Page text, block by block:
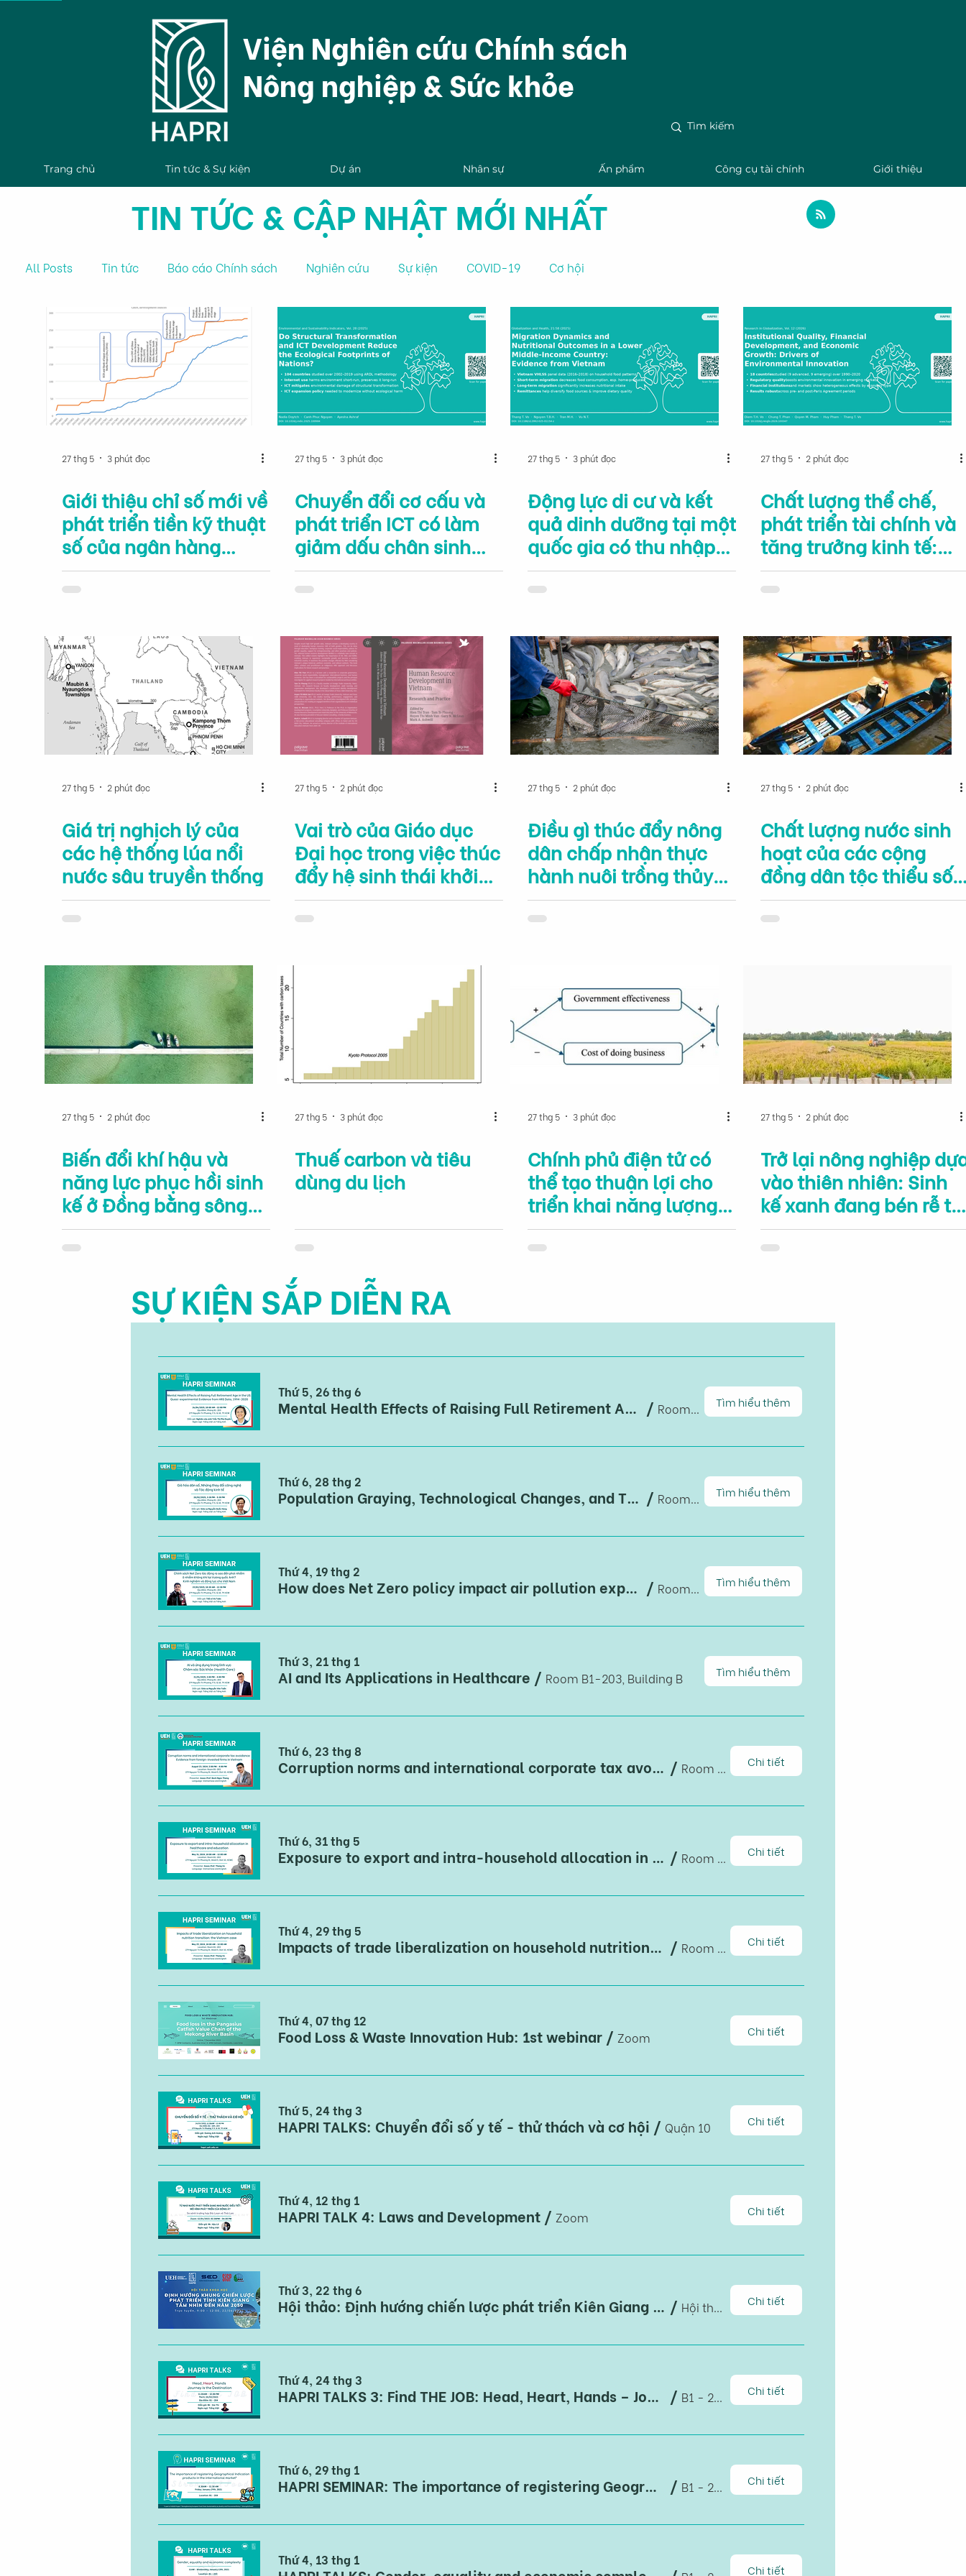
Viện Nghiên cứu Chính sách
Nông nghiệp & Sức khỏe
Trang chủ Tin tức & Sự kiện Dự án Nhân sự Ấn phẩm Công cụ tài chính Giới thiệu
TIN TỨC & CẬP NHẬT MỚI NHẤT
All Posts Tin tức Báo cáo Chính sách Nghiên cứu Sự kiện COVID-19 Cơ hội
27 thg 5 3 phút đọc
Giới thiệu chỉ số mới về
phát triển tiền kỹ thuật
số của ngân hàng
trung ương
27 thg 5 3 phút đọc
Chuyển đổi cơ cấu và
phát triển ICT có làm
giảm dấu chân sinh
thái của các quốc gia
không?
27 thg 5 3 phút đọc
Động lực di cư và kết
quả dinh dưỡng tại một
quốc gia có thu nhập
trung bình thấp: bằng
chứng từ Việt Nam
27 thg 5 2 phút đọc
Chất lượng thể chế,
phát triển tài chính và
tăng trưởng kinh tế:
các động lực của đổi
mới môi trường tại thị
triển
27 thg 5 2 phút đọc
Giá trị nghịch lý của
các hệ thống lúa nổi
nước sâu truyền thống
27 thg 5 2 phút đọc
Vai trò của Giáo dục
Đại học trong việc thúc
đẩy hệ sinh thái khởi
nghiệp và đổi mới sáng
tạo tại Việt Nam
27 thg 5 2 phút đọc
Điều gì thúc đẩy nông
dân chấp nhận thực
hành nuôi trồng thủy
sản tốt trong chính
sách phát triển?
27 thg 5 2 phút đọc
Chất lượng nước sinh
hoạt của các cộng
đồng dân tộc thiểu số
Khmer tại Đồng bằng
sông Cửu Long, Việt
27 thg 5 2 phút đọc
Biến đổi khí hậu và
năng lực phục hồi sinh
kế ở Đồng bằng sông
Cửu Long
27 thg 5 3 phút đọc
Thuế carbon và tiêu
dùng du lịch
27 thg 5 3 phút đọc
Chính phủ điện tử có
thể tạo thuận lợi cho
triển khai năng lượng
tái tạo?
27 thg 5 2 phút đọc
Trở lại nông nghiệp
vào thiên nhiên: Sinh
kế xanh đang bén rễ
Đồng bằng sông Cửu
Long
SỰ KIỆN SẮP DIỄN RA
Thứ 5, 26 thg 6
Mental Health Effects of Raising Full Retirement Age in the US: Quasi-experimental Evidence from HRS Data, 1994-2020 / Room B1-203, Building B Tìm hiểu thêm
Thứ 6, 28 thg 2
Population Graying, Technological Changes, and Their Economic Implications / Room B1-203, Building B Tìm hiểu thêm
Thứ 4, 19 thg 2
How does Net Zero policy impact air pollution exposure in the United Kingdom? Experiences and motivation for Vietnam / Room B1-203, Building B Tìm hiểu thêm
Thứ 3, 21 thg 1
AI and Its Applications in Healthcare / Room B1-203, Building B Tìm hiểu thêm
Thứ 6, 23 thg 8
Corruption norms and international corporate tax avoidance: Evidence from foreign-invested firms in Vietnam / Room B1-203, Building B Chi tiết
Thứ 6, 31 thg 5
Exposure to export and intra-household allocation in healthcare and education / Room B1-203, Building B Chi tiết
Thứ 4, 29 thg 5
Impacts of trade liberalization on household nutrition transition: the Vietnam case / Room B1-203, Building B Chi tiết
Thứ 4, 07 thg 12
Food Loss & Waste Innovation Hub: 1st webinar / Zoom Chi tiết
Thứ 5, 24 thg 3
HAPRI TALKS: Chuyển đổi số y tế - thử thách và cơ hội / Quận 10 Chi tiết
Thứ 4, 12 thg 1
HAPRI TALK 4: Laws and Development / Zoom Chi tiết
Thứ 3, 22 thg 6
Hội thảo: Định hướng chiến lược phát triển Kiên Giang giai đoạn 2021-2030, tầm nhìn đến 2050 / Hội thảo: Định hướng chiến lược phát triển Chi tiết
Thứ 4, 24 thg 3
HAPRI TALKS 3: Find THE JOB: Head, Heart, Hands – Journey is the Destination / B1 - 204, Cơ sở B, Đại học Kinh tế TPHCM Chi tiết
Thứ 6, 29 thg 1
HAPRI SEMINAR: The importance of registering Geographical Indication products in the international market / B1 - 204 Chi tiết
Thứ 4, 13 thg 1
Chi tiết